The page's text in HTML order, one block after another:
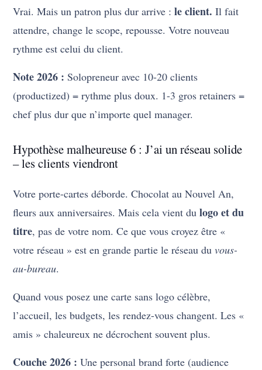
Vrai. Mais un patron plus dur arrive :le client. Il fait
attendre, change le scope, repousse. Votre nouveau
rythme est celui du client.
Note 2026 : Solopreneur avec 10-20 clients
(productized) = rythme plus doux. 1-3 gros retainers =
chef plus dur que n’importe quel manager.
Hypothèse malheureuse 6 : J’ai un réseau solide
– les clients viendront
Votre porte-cartes déborde. Chocolat au Nouvel An,
fleurs aux anniversaires. Mais cela vient dulogo et du
titre, pas de votre nom. Ce que vous croyez être «
votre réseau » est en grande partie le réseau duvous-
au-bureau.
Quand vous posez une carte sans logo célèbre,
l’accueil, les budgets, les rendez-vous changent. Les «
amis » chaleureux ne décrochent souvent plus.
Couche 2026 : Une personal brand forte (audience